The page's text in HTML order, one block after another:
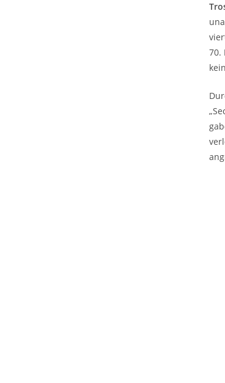
70.